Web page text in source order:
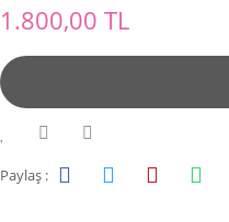
1.800,00 TL
Paylaş :